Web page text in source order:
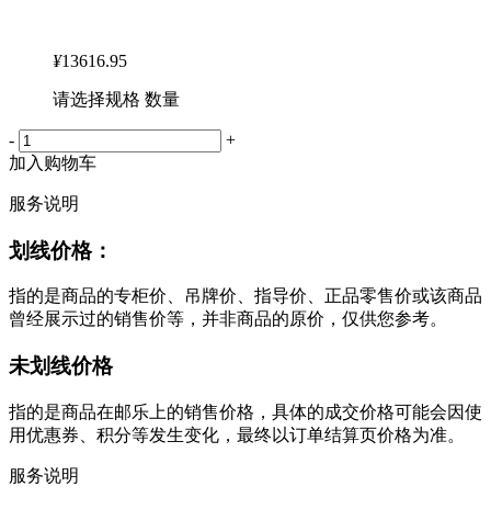
¥13616.95
请选择规格 数量
-
+
加入购物车
服务说明
划线价格：
指的是商品的专柜价、吊牌价、指导价、正品零售价或该商品
曾经展示过的销售价等，并非商品的原价，仅供您参考。
未划线价格
指的是商品在邮乐上的销售价格，具体的成交价格可能会因使
用优惠券、积分等发生变化，最终以订单结算页价格为准。
服务说明